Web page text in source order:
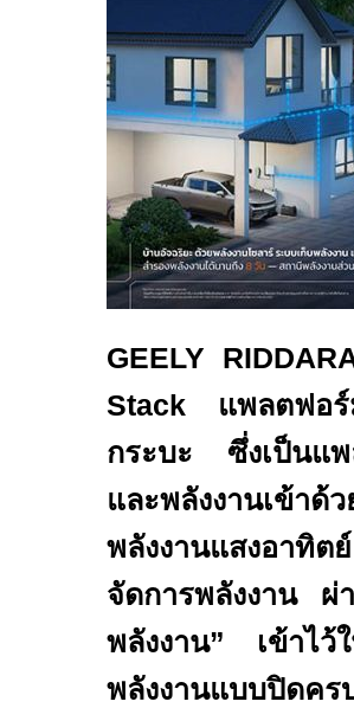
GEELY
Stack แพลตฟอร์
กระบะ
ซึ่งเป็นแ
และพลังงานเข้า
พลังงานแสงอาทิต
จัดการพลังงาน ผ่
พลังงาน” เข้าไว้
พลังงานแบบปิดคร